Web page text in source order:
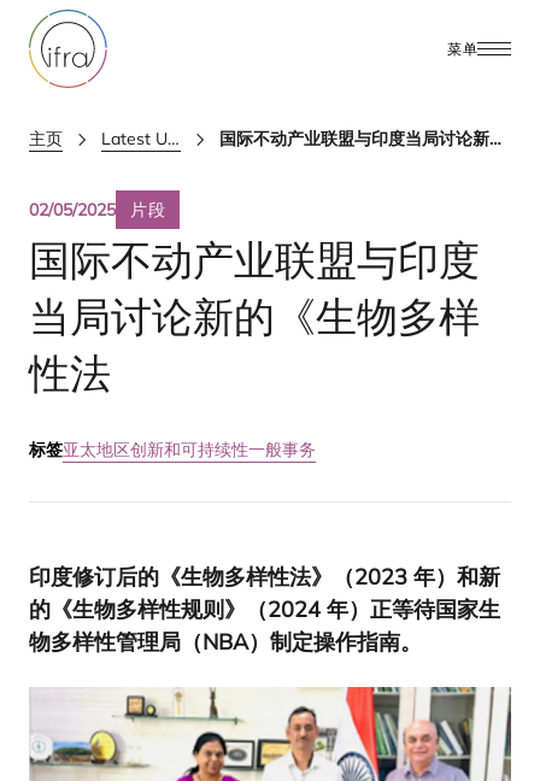
菜单
主页 Latest Updates 国际不动产业联盟与印度当局讨论新的《生物多样性法
02/05/2025 片段
国际不动产业联盟与印度
当局讨论新的《生物多样
性法
标签亚太地区创新和可持续性一般事务
印度修订后的《生物多样性法》（2023 年）和新
的《生物多样性规则》（2024年）正等待国家生
物多样性管理局（NBA）制定操作指南。